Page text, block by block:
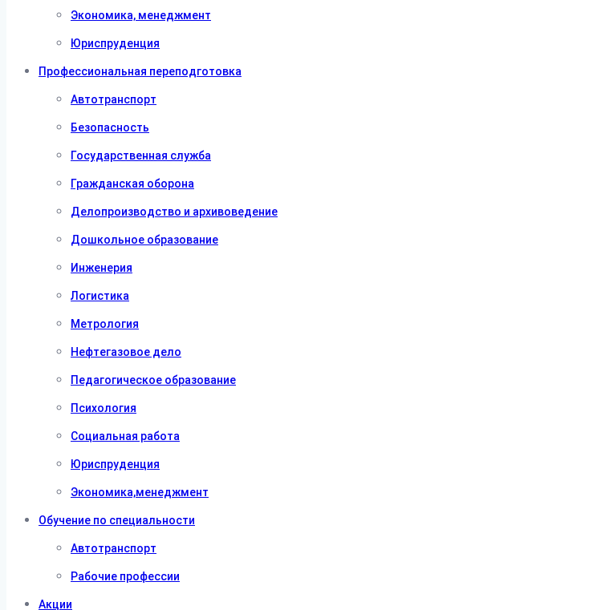
Экономика, менеджмент
Юриспруденция
Профессиональная переподготовка
Автотранспорт
Безопасность
Государственная служба
Гражданская оборона
Делопроизводство и архивоведение
Дошкольное образование
Инженерия
Логистика
Метрология
Нефтегазовое дело
Педагогическое образование
Психология
Социальная работа
Юриспруденция
Экономика,менеджмент
Обучение по специальности
Автотранспорт
Рабочие профессии
Акции